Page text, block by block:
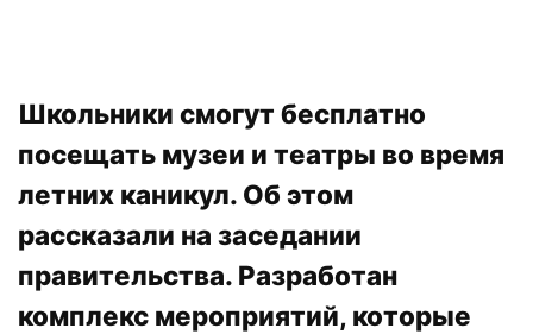
Школьники смогут бесплатно
посещать музеи и театры во время
летних каникул. Об этом
рассказали на заседании
правительства. Разработан
комплекс мероприятий, которые